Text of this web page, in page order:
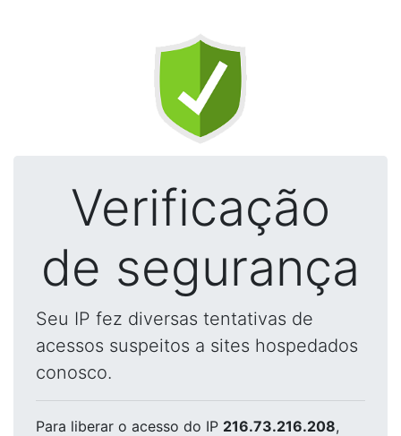
Verificação
de segurança
Seu IP fez diversas tentativas de
acessos suspeitos a sites hospedados
conosco.
Para liberar o acesso do IP 216.73.216.208,